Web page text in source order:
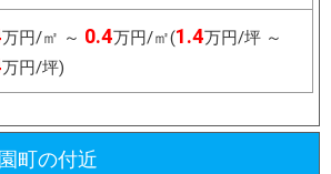
万円/㎡ ～ 0.4万円/㎡(1.4万円/坪 ～
万円/坪)
町の付近